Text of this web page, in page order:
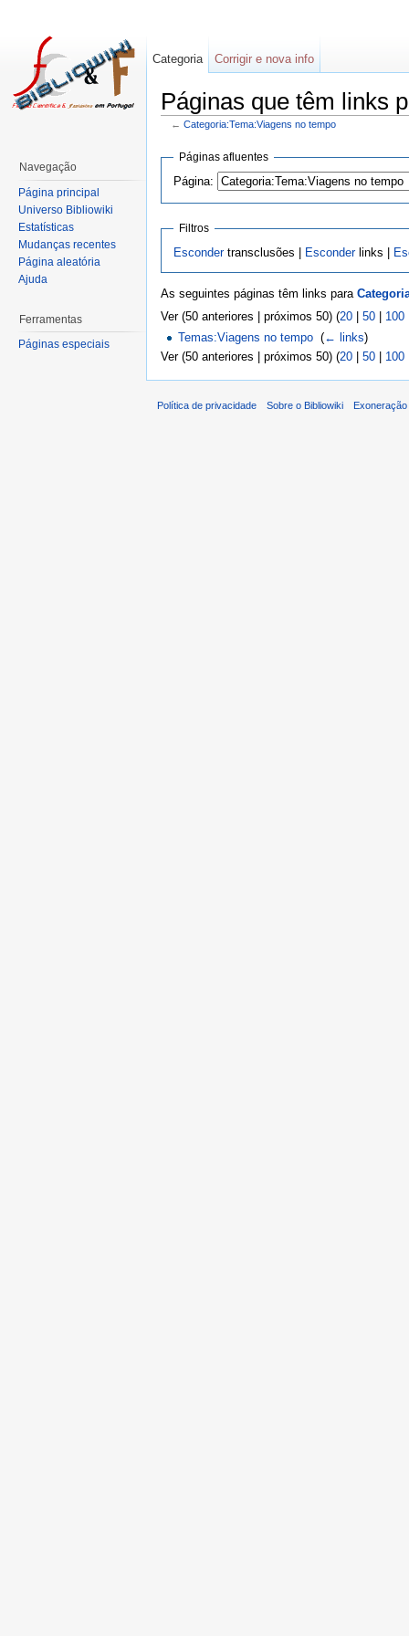
Páginas que têm links
← Categoria:Tema:Viagens no tempo
Páginas afluentes
Página:
Filtros
Escondertransclusões | Esconderlinks |
As seguintes páginas têm links para
Ver (50 anteriores | próximos 50) (20 50 100
Temas:Viagens no tempo ‎(← links)
Ver (50 anteriores | próximos 50) (20 | 50 | 100
Categoria Corrigir e nova info
Navegação
Página principal
Universo Bibliowiki
Estatísticas
Mudanças recentes
Página aleatória
Ajuda
Ferramentas
Páginas especiais
Política de privacidade Sobre o Bibliowiki